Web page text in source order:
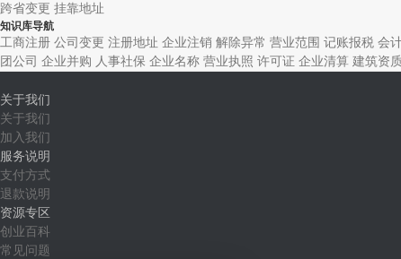
跨省变更 挂靠地址
知识库导航
工商注册 公司变更 注册地址 企业注销 解除异常 营业范围 记账报税 会
团公司 企业并购 人事社保 企业名称 营业执照 许可证 企业清算 建筑资
关于我们
关于我们
加入我们
服务说明
支付方式
退款说明
资源专区
创业百科
常见问题